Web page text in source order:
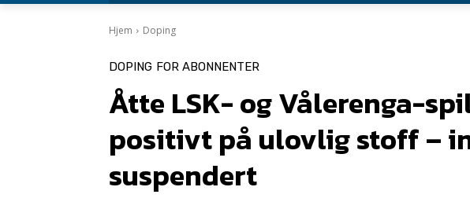
Hjem Doping
DOPING FOR ABONNENTER
Åtte LSK- og Vålerenga-
positivt på ulovlig stoff –
suspendert